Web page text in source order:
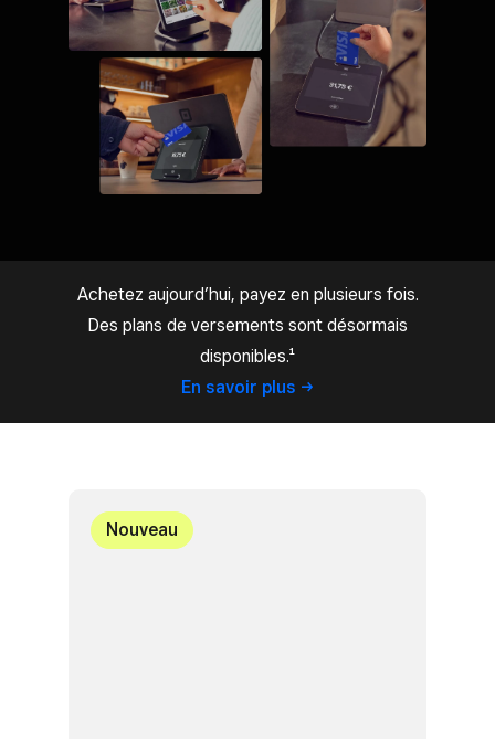
Achetez aujourd’hui, payez en plusieurs fois.
Des plans de versements sont désormais
disponibles.¹
En savoir plus
Nouveau